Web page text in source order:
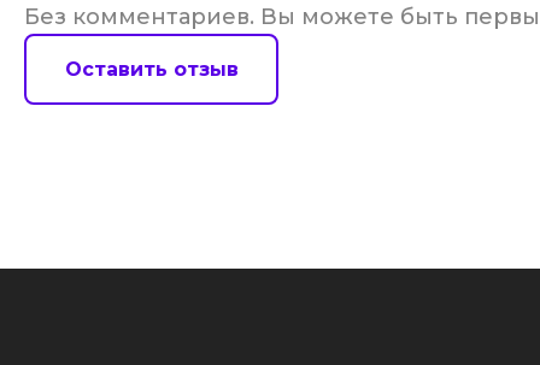
Без комментариев. Вы можете быть
Оставить отзыв